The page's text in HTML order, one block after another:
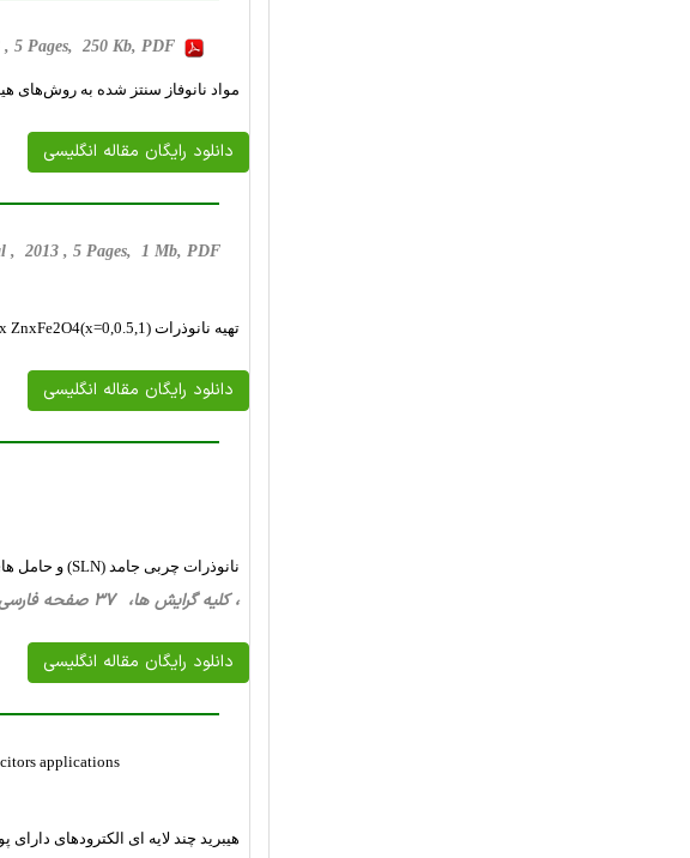
5 Pages, 250 Kb, PDF
مواد نانوفاز سنتز شده به روش‌های
دانلود رایگان مقاله انگلیسی
, 2013 , 5 Pages, 1 Mb, PDF
تهیه نانوذرات Ni1-x ZnxFe2O4(x=0,0.5,1) حسگر گاز برای برخی گازهای احیاگر
دانلود رایگان مقاله انگلیسی
نانوذرات چربی جامد (SLN) و حامل های چربی نانو ساختار (NLC) در آماده سازی لوازم آرایشی و بهداشتی و داروهای موضعی
، کلیه گرایش ها، 37 صفحه فارسی تایپ شده ، 903 کیلو بایت WORD
دانلود رایگان مقاله انگلیسی
applications
هیبرید چند لایه ای الکترودهای